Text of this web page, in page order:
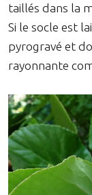
taillés dans la
Si le socle est
pyrogravé et
rayonnante